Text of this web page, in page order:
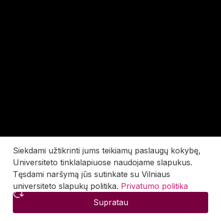
Siekdami užtikrinti jums teikiamų paslaugų kokybę,
Universiteto tinklalapiuose naudojame slapukus.
Tęsdami naršymą jūs sutinkate su Vilniaus
universiteto slapukų politika. Privatumo politika
Supratau